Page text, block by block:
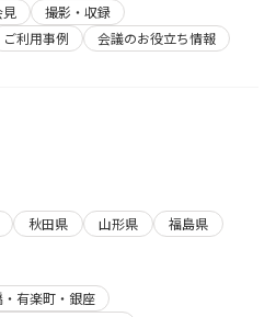
見
撮影・収録
ご利用事例 会議のお役立ち情報
秋田県 山形県
福島県
・有楽町・銀座